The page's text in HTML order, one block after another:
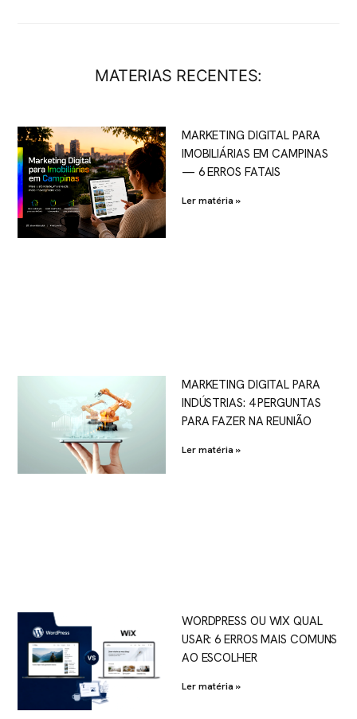
MATERIAS RECENTES:
MARKETING DIGITAL PARA
IMOBILIÁRIAS EM CAMPINAS
— 6 ERROS FATAIS
Ler matéria »
MARKETING DIGITAL PARA
INDÚSTRIAS: 4 PERGUNTAS
PARA FAZER NA REUNIÃO
Ler matéria »
WORDPRESS OU WIX QUAL
USAR: 6 ERROS MAIS COMUNS
AO ESCOLHER
Ler matéria »